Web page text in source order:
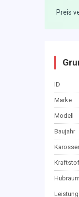
Preis
ID
Marke
Modell
Baujahr
Hubraum